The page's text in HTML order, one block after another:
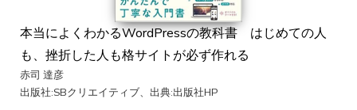
本当によくわかるWordPressの教科書 はじめての人
も、挫折した人も格サイトが必ず作れる
赤司 達彦
出版社:SBクリエイティブ、出典:出版社HP